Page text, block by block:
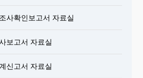
사확인보고서 자료실
보고서 자료실
신고서 자료실